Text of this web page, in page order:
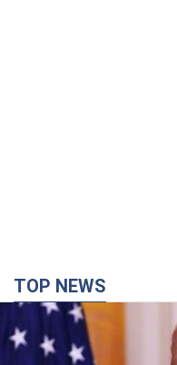
TOP NEWS